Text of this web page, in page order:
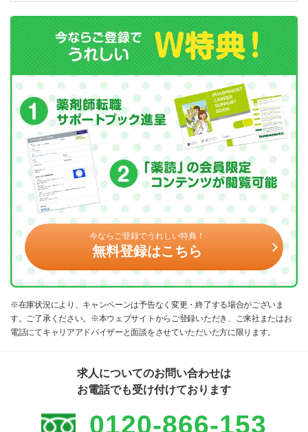
今ならご登録でうれしい特典！
無料登録はこちら
※在庫状況により、キャンペーンは予告なく変更・終了する場合がございま
す。ご了承ください。※本ウェブサイトからご登録いただき、ご来社またはお
電話にてキャリアアドバイザーと面談をさせていただいた方に限ります。
求人についてのお問い合わせは
お電話でも受け付けております
0120-866-153